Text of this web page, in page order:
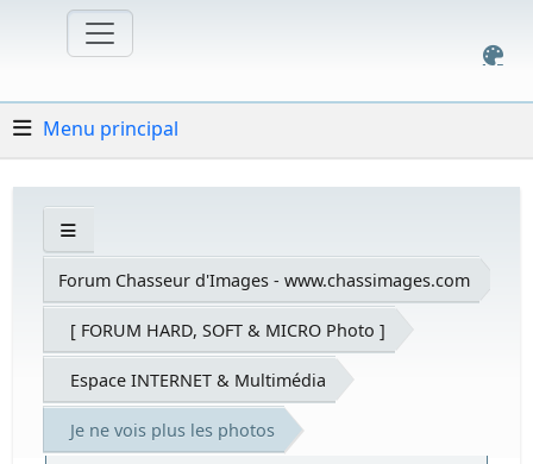
Menu principal
Forum Chasseur d'Images - www.chassimages.com
[ FORUM HARD, SOFT & MICRO Photo ]
Espace INTERNET & Multimédia
Je ne vois plus les photos